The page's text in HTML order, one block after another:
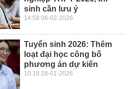
sinh cần lưu ý
14:58 06-02-2026
Tuyển sinh 2026: Thêm
loạt đại học công bố
phương án dự kiến
10:18 28-01-2026